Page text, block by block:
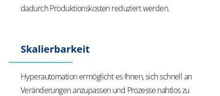
dadurch Produktionskosten reduziert werden.
Skalierbarkeit
Hyperautomation ermöglicht es Ihnen, sich schnell an
Veränderungen anzupassen und Prozesse nahtlos zu